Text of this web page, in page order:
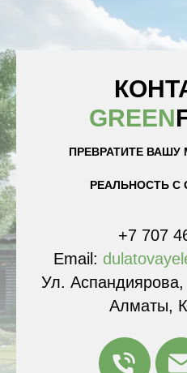
GREEN
ПРЕВРАТИТЕ ВАШУ
РЕАЛЬНОСТЬ С
+7 707
Email:
Ул.
Алматы,